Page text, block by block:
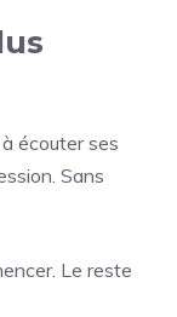
écouter ses
Sans
Le reste